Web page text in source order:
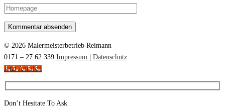
© 2026 Malermeisterbetrieb Reimann
0171 – 27 62 339 Impressum
Datenschutz
Jetzt Anrufen
Don’t Hesitate To Ask